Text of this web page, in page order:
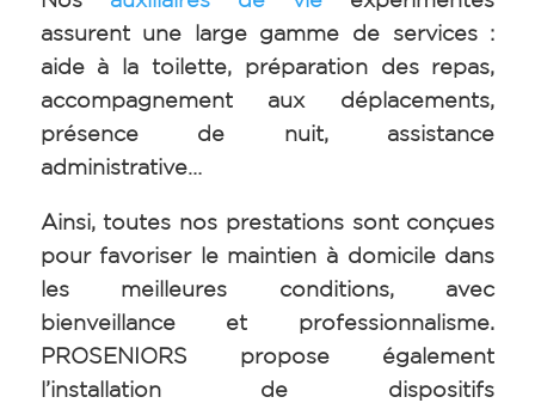
assurent une large gamme de services :
aide à la toilette, préparation des repas,
accompagnement aux déplacements,
présence de nuit, assistance
administrative…
Ainsi, toutes nos prestations sont conçues
pour favoriser le maintien à domicile dans
les meilleures conditions, avec
bienveillance et professionnalisme.
PROSENIORS propose également
l’installation de dispositifs